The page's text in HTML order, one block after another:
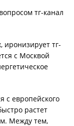
тг-канал
иронизирует тг-
с Москвой
с европейского
растет
Между тем,